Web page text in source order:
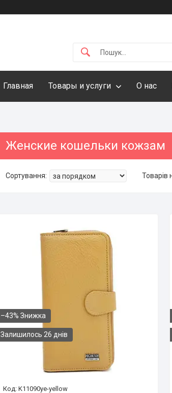
Главная Товары и услуги О нас
Женские кошельки кожзам
–43%
Залишилось 26 днів
K11090ye-yellow